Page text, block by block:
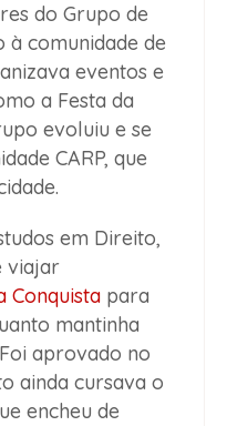
do Grupo de
à comunidade de
eventos e
a Festa da
evoluiu e se
CARP, que
em Direito,
viajar
Conquista para
mantinha
aprovado no
ainda cursava o
encheu de